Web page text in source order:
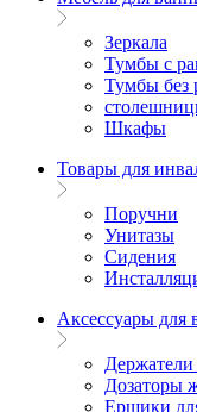
Зеркала
Тумбы с
Тумбы без
Шкафы
Товары для
Поручни
Унитазы
Сидения
Аксессуары для
Держатели
Дозаторы
Ершики